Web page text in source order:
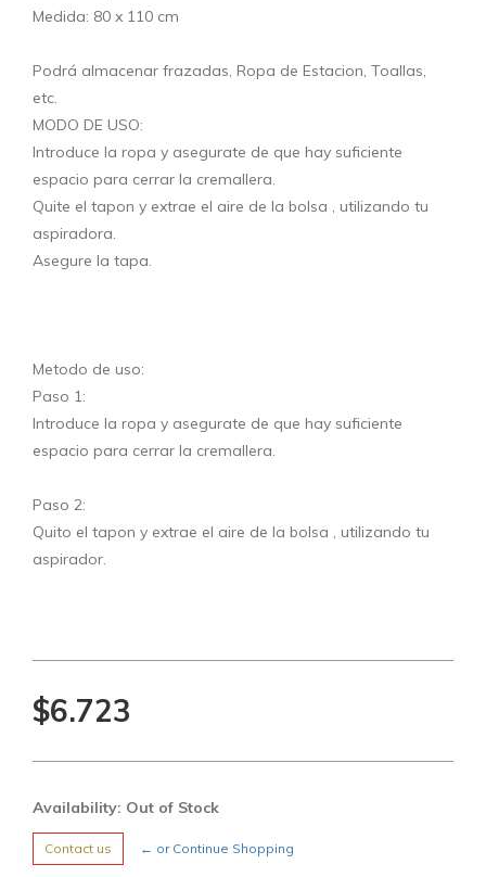
Medida: 80 x 110 cm
Podrá almacenar frazadas, Ropa de Estacion, Toallas,
etc.
MODO DE USO:
Introduce la ropa y asegurate de que hay suficiente
espacio para cerrar la cremallera.
Quite el tapon y extrae el aire de la bolsa , utilizando tu
aspiradora.
Asegure la tapa.
Metodo de uso:
Paso 1:
Introduce la ropa y asegurate de que hay suficiente
espacio para cerrar la cremallera.
Paso 2:
Quito el tapon y extrae el aire de la bolsa , utilizando tu
aspirador.
$6.723
Availability: Out of Stock
Contact us ← or Continue Shopping